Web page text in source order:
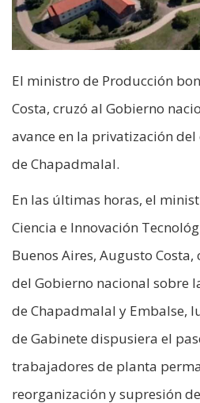
El ministro de Producción
Costa, cruzó al Gobierno
avance en la privatización
de Chapadmalal.
En las últimas horas, el
Ciencia e Innovación
Buenos Aires, Augusto Costa,
del Gobierno nacional sobre
de Chapadmalal y Embalse,
de Gabinete dispusiera el
trabajadores de planta
reorganización y supresión